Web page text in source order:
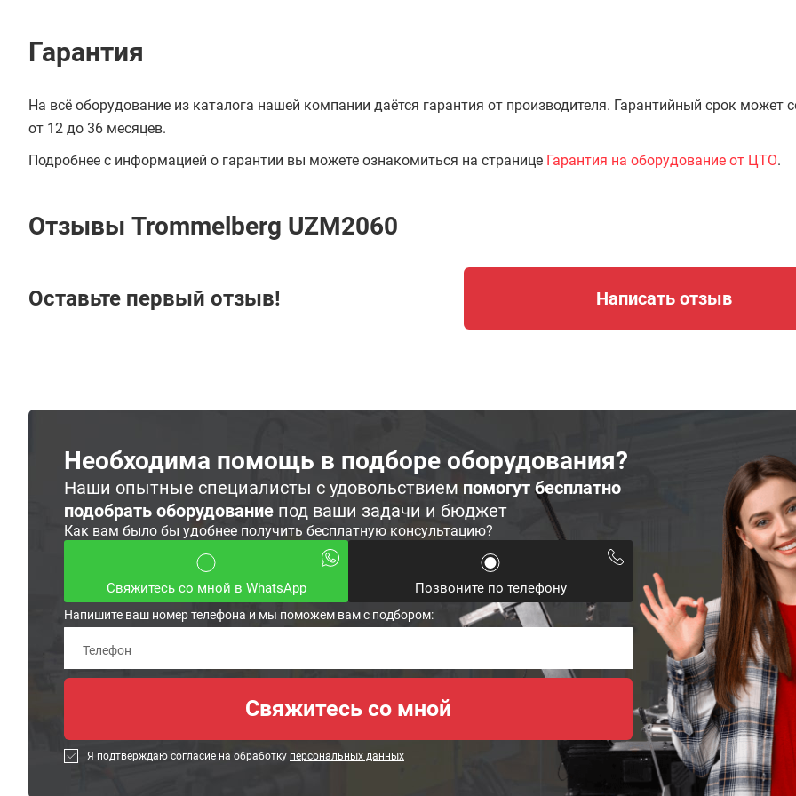
Гарантия
На всё оборудование из каталога нашей компании даётся гарантия от производителя. Гарантийный срок может
от 12 до 36 месяцев.
Подробнее с информацией о гарантии вы можете ознакомиться на странице Гарантия на оборудование от ЦТО.
Отзывы Trommelberg UZM2060
Оставьте первый отзыв! Написать отзыв
Необходима помощь в подборе оборудования?
Наши опытные специалисты с удовольствием помогут бесплатно
подобрать оборудование под ваши задачи и бюджет
Как вам было бы удобнее получить бесплатную консультацию?
Свяжитесь со мной в WhatsApp Позвоните по телефону
Напишите ваш номер телефона и мы поможем вам с подбором:
Я подтверждаю согласие на обработку персональных данных